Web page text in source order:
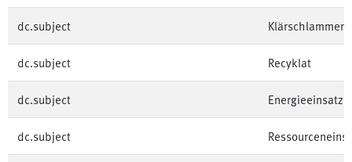
dc.subject
dc.subject Recyklat
dc.subject Energieeinsatz
dc.subject